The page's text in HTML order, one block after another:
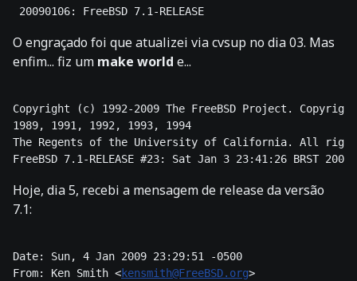
20090106: FreeBSD 7.1-RELEASE
O engraçado foi que atualizei via cvsup no dia 03. Mas
enfim... fiz um make world e...
Copyright (c) 1992-2009 The FreeBSD Project.
1989, 1991, 1992, 1993, 1994
The Regents of the University of California. All rights
Hoje, dia 5, recebi a mensagem de release da versão
7.1:
Date: Sun, 4 Jan 2009 23:29:51 -0500
From: Ken Smith <kensmith@FreeBSD.org>